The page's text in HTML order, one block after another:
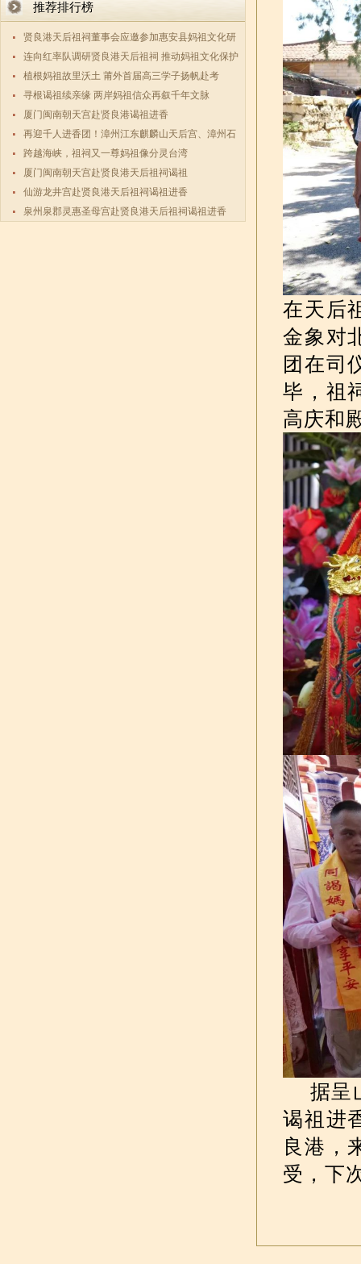
推荐排行榜
贤良港天后祖祠董事会应邀参加惠安县妈祖文化研
究会第三连向红率队调研贤良港天后祖祠 推动妈祖文化保护
传承与两植根妈祖故里沃土 莆外首届高三学子扬帆赴考
寻根谒祖续亲缘 两岸妈祖信众再叙千年文脉
厦门闽南朝天宫赴贤良港谒祖进香
再迎千人进香团！漳州江东麒麟山天后宫、漳州石
码祖宫天跨越海峡，祖祠又一尊妈祖像分灵台湾
厦门闽南朝天宫赴贤良港天后祖祠谒祖
仙游龙井宫赴贤良港天后祖祠谒祖进香
泉州泉郡灵惠圣母宫赴贤良港天后祖祠谒祖进香
在天后
金象对
团在司
毕，祖
高庆和
据呈
谒祖进
良港，
受，下